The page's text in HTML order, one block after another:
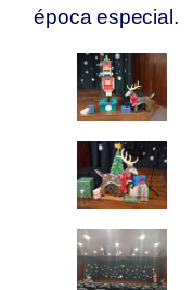
época especial.